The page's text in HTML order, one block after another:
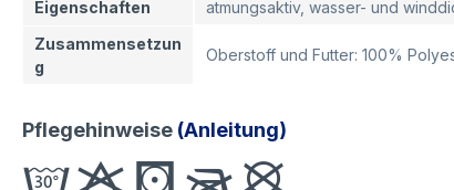
Eigenschaften
atmungsaktiv, wasser- und
Zusammensetzun
g
Oberstoff und Futter: 100%
Pflegehinweise (Anleitung)